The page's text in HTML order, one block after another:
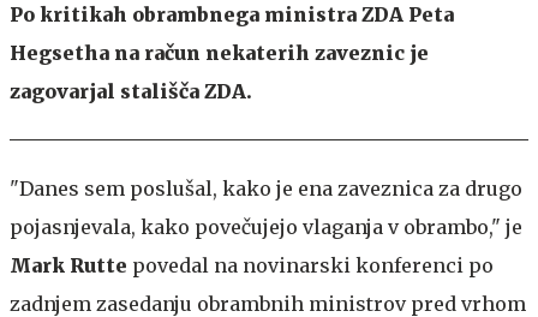
Po kritikah obrambnega ministra ZDA Peta
Hegsetha na račun nekaterih zaveznic je
zagovarjal stališča ZDA.
"Danes sem poslušal, kako je ena zaveznica za drugo
pojasnjevala, kako povečujejo vlaganja v obrambo," je
Mark Rutte povedal na novinarski konferenci po
zadnjem zasedanju obrambnih ministrov pred vrhom